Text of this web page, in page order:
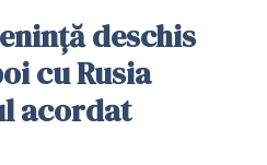
deschis
cu Rusia
acordat